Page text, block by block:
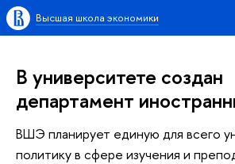
Высшая школа экономики
В университете создан
департамент
ВШЭ планирует единую для всего
политику в сфере изучения и